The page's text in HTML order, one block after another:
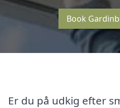
Book
Er du på udkig efter